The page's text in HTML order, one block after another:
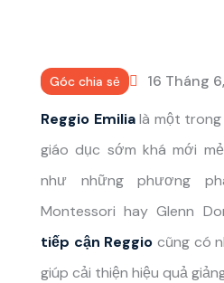
Góc chia sẻ
16 Tháng
Reggio Emilialà một trong
giáo dục sớm khá mới
như những phương
Montessori hay Glenn
tiếp cận Reggio cũng có
giúp cải thiện hiệu quả